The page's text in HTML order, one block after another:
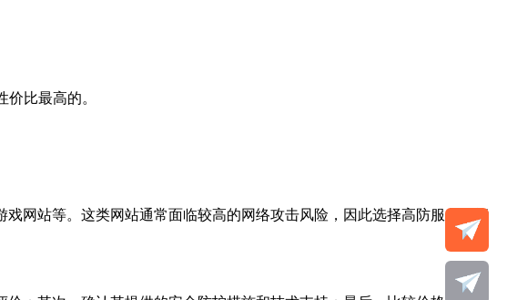
比最高的。
网站等。这类网站通常面临较高的网络攻击风险，因此选择高防服务器能